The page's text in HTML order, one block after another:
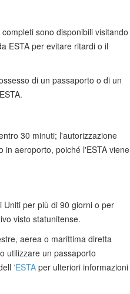
sono disponibili visitando
ESTA per evitare ritardi o il
di un passaporto o di un
30 minuti; l'autorizzazione
in aeroporto, poiché l'ESTA viene
Uniti per più di 90 giorni o per
visto statunitense.
aerea o marittima diretta
utilizzare un passaporto
'ESTA per ulteriori informazioni